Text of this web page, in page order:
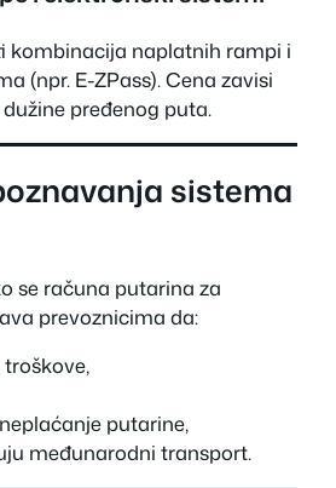
kombinacija naplatnih rampi i
(npr. E-ZPass). Cena zavisi
pređenog puta.
sistema
se računa putarina za
prevoznicima da:
putarine,
međunarodni transport.